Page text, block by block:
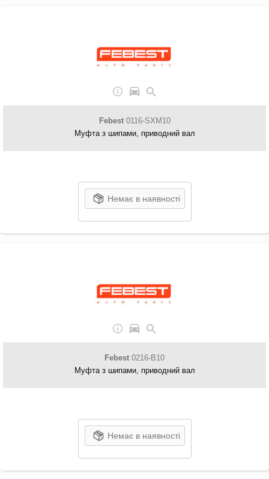
Febest0116-SXM10
Муфта з шипами, приводний вал
Немає в наявності
Febest 0216-B10
Муфта з шипами, приводний вал
Немає в наявності